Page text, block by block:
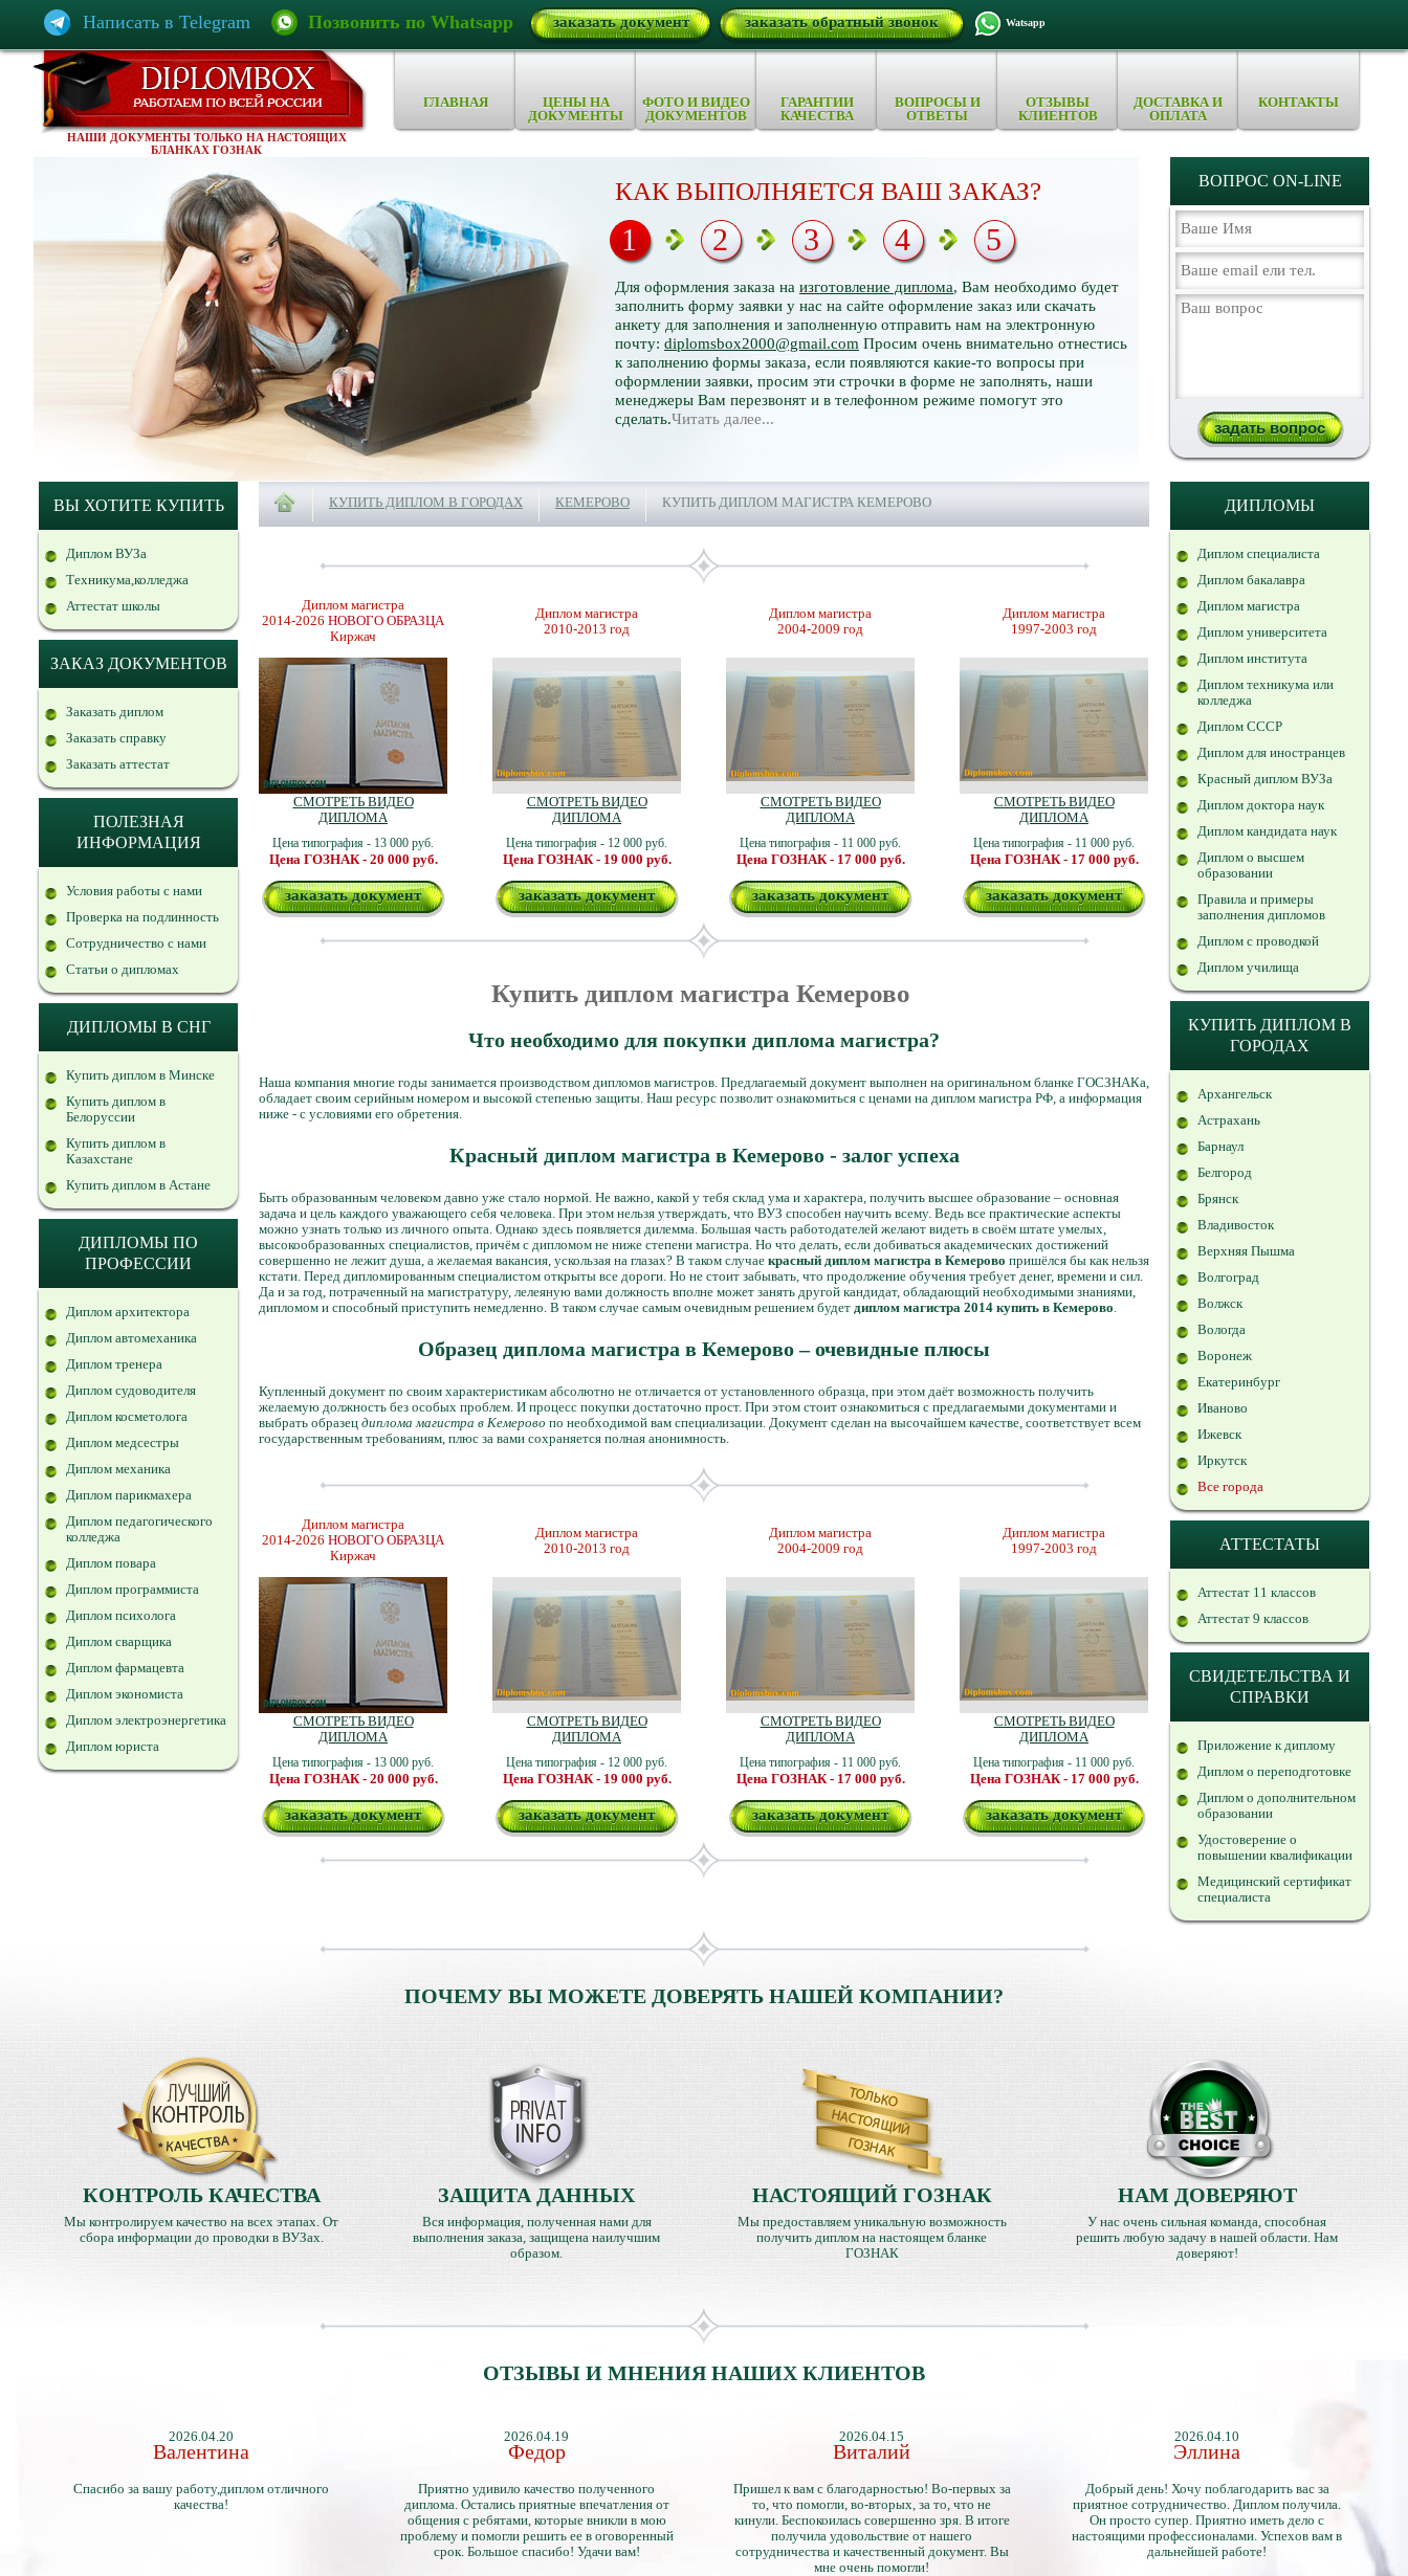
Написать в Telegram Позвонить по Whatsapp заказать документ заказать обратный звонок Watsapp
НАШИ ДОКУМЕНТЫ ТОЛЬКО НА НАСТОЯЩИХ
БЛАНКАХ ГОЗНАК
ГЛАВНАЯ
ЦЕНЫ НА
ДОКУМЕНТЫ
ФОТО И ВИДЕО
ДОКУМЕНТОВ
ГАРАНТИИ
КАЧЕСТВА
ВОПРОСЫ И
ОТВЕТЫ
ОТЗЫВЫ
КЛИЕНТОВ
ДОСТАВКА И
ОПЛАТА
КОНТАКТЫ
КАК ВЫПОЛНЯЕТСЯ ВАШ ЗАКАЗ?
Для оформления заказа на изготовление диплома, Вам необходимо будет
заполнить форму заявки у нас на сайте оформление заказ или скачать
анкету для заполнения и заполненную отправить нам на электронную
почту: diplomsbox2000@gmail.com Просим очень внимательно отнестись
к заполнению формы заказа, если появляются какие-то вопросы при
оформлении заявки, просим эти строчки в форме не заполнять, наши
менеджеры Вам перезвонят и в телефонном режиме помогут это
сделать.Читать далее...
1 2 3 4 5
ВОПРОС ON-LINE
ВЫ ХОТИТЕ КУПИТЬ
Диплом ВУЗа
Техникума,колледжа
Аттестат школы
ЗАКАЗ ДОКУМЕНТОВ
Заказать диплом
Заказать справку
Заказать аттестат
ПОЛЕЗНАЯ
ИНФОРМАЦИЯ
Условия работы с нами
Проверка на подлинность
Сотрудничество с нами
Статьи о дипломах
ДИПЛОМЫ В СНГ
Купить диплом в Минске
Купить диплом в
Белоруссии
Купить диплом в
Казахстане
Купить диплом в Астане
ДИПЛОМЫ ПО
ПРОФЕССИИ
Диплом архитектора
Диплом автомеханика
Диплом тренера
Диплом судоводителя
Диплом косметолога
Диплом медсестры
Диплом механика
Диплом парикмахера
Диплом педагогического
колледжа
Диплом повара
Диплом программиста
Диплом психолога
Диплом сварщика
Диплом фармацевта
Диплом экономиста
Диплом электроэнергетика
Диплом юриста
КУПИТЬ ДИПЛОМ В ГОРОДАХ КЕМЕРОВО КУПИТЬ ДИПЛОМ МАГИСТРА КЕМЕРОВО
Диплом магистра
2014-2026 НОВОГО ОБРАЗЦА
Киржач
СМОТРЕТЬ ВИДЕО
ДИПЛОМА
Цена типография - 13 000 руб.
Цена ГОЗНАК - 20 000 руб.
заказать документ
Диплом магистра
2010-2013 год
СМОТРЕТЬ ВИДЕО
ДИПЛОМА
Цена типография - 12 000 руб.
Цена ГОЗНАК - 19 000 руб.
заказать документ
Диплом магистра
2004-2009 год
СМОТРЕТЬ ВИДЕО
ДИПЛОМА
Цена типография - 11 000 руб.
Цена ГОЗНАК - 17 000 руб.
заказать документ
Диплом магистра
1997-2003 год
СМОТРЕТЬ ВИДЕО
ДИПЛОМА
Цена типография - 11 000 руб.
Цена ГОЗНАК - 17 000 руб.
заказать документ
Купить диплом магистра Кемерово
Что необходимо для покупки диплома магистра?
Наша компания многие годы занимается производством дипломов магистров. Предлагаемый документ выполнен на оригинальном бланке ГОСЗНАКа,
обладает своим серийным номером и высокой степенью защиты. Наш ресурс позволит ознакомиться с ценами на диплом магистра РФ, а информация
ниже - с условиями его обретения.
Красный диплом магистра в Кемерово - залог успеха
Быть образованным человеком давно уже стало нормой. Не важно, какой у тебя склад ума и характера, получить высшее образование – основная
задача и цель каждого уважающего себя человека. При этом нельзя утверждать, что ВУЗ способен научить всему. Ведь все практические аспекты
можно узнать только из личного опыта. Однако здесь появляется дилемма. Большая часть работодателей желают видеть в своём штате умелых,
высокообразованных специалистов, причём с дипломом не ниже степени магистра. Но что делать, если добиваться академических достижений
совершенно не лежит душа, а желаемая вакансия, ускользая на глазах? В таком случае красный диплом магистра в Кемерово пришёлся бы как нельзя
кстати. Перед дипломированным специалистом открыты все дороги. Но не стоит забывать, что продолжение обучения требует денег, времени и сил.
Да и за год, потраченный на магистратуру, лелеяную вами должность вполне может занять другой кандидат, обладающий необходимыми знаниями,
дипломом и способный приступить немедленно. В таком случае самым очевидным решением будет диплом магистра 2014 купить в Кемерово.
Образец диплома магистра в Кемерово – очевидные плюсы
Купленный документ по своим характеристикам абсолютно не отличается от установленного образца, при этом даёт возможность получить
желаемую должность без особых проблем. И процесс покупки достаточно прост. При этом стоит ознакомиться с предлагаемыми документами и
выбрать образец диплома магистра в Кемерово по необходимой вам специализации. Документ сделан на высочайшем качестве, соответствует всем
государственным требованиям, плюс за вами сохраняется полная анонимность.
Диплом магистра
2014-2026 НОВОГО ОБРАЗЦА
Киржач
СМОТРЕТЬ ВИДЕО
ДИПЛОМА
Цена типография - 13 000 руб.
Цена ГОЗНАК - 20 000 руб.
заказать документ
Диплом магистра
2010-2013 год
СМОТРЕТЬ ВИДЕО
ДИПЛОМА
Цена типография - 12 000 руб.
Цена ГОЗНАК - 19 000 руб.
заказать документ
Диплом магистра
2004-2009 год
СМОТРЕТЬ ВИДЕО
ДИПЛОМА
Цена типография - 11 000 руб.
Цена ГОЗНАК - 17 000 руб.
заказать документ
Диплом магистра
1997-2003 год
СМОТРЕТЬ ВИДЕО
ДИПЛОМА
Цена типография - 11 000 руб.
Цена ГОЗНАК - 17 000 руб.
заказать документ
ДИПЛОМЫ
Диплом специалиста
Диплом бакалавра
Диплом магистра
Диплом университета
Диплом института
Диплом техникума или
колледжа
Диплом СССР
Диплом для иностранцев
Красный диплом ВУЗа
Диплом доктора наук
Диплом кандидата наук
Диплом о высшем
образовании
Правила и примеры
заполнения дипломов
Диплом с проводкой
Диплом училища
КУПИТЬ ДИПЛОМ В
ГОРОДАХ
Архангельск
Астрахань
Барнаул
Белгород
Брянск
Владивосток
Верхняя Пышма
Волгоград
Волжск
Вологда
Воронеж
Екатеринбург
Иваново
Ижевск
Иркутск
Все города
АТТЕСТАТЫ
Аттестат 11 классов
Аттестат 9 классов
СВИДЕТЕЛЬСТВА И
СПРАВКИ
Приложение к диплому
Диплом о переподготовке
Диплом о дополнительном
образовании
Удостоверение о
повышении квалификации
Медицинский сертификат
специалиста
ПОЧЕМУ ВЫ МОЖЕТЕ ДОВЕРЯТЬ НАШЕЙ КОМПАНИИ?
КОНТРОЛЬ КАЧЕСТВА
Мы контролируем качество на всех этапах. От
сбора информации до проводки в ВУЗах.
ЗАЩИТА ДАННЫХ
Вся информация, полученная нами для
выполнения заказа, защищена наилучшим
образом.
НАСТОЯЩИЙ ГОЗНАК
Мы предоставляем уникальную возможность
получить диплом на настоящем бланке
ГОЗНАК
НАМ ДОВЕРЯЮТ
У нас очень сильная команда, способная
решить любую задачу в нашей области. Нам
доверяют!
ОТЗЫВЫ И МНЕНИЯ НАШИХ КЛИЕНТОВ
2026.04.20
Валентина
Спасибо за вашу работу,диплом отличного
качества!
2026.04.19
Федор
Приятно удивило качество полученного
диплома. Остались приятные впечатления от
общения с ребятами, которые вникли в мою
проблему и помогли решить ее в оговоренный
срок. Большое спасибо! Удачи вам!
2026.04.15
Виталий
Пришел к вам с благодарностью! Во-первых за
то, что помогли, во-вторых, за то, что не
кинули. Беспокоилась совершенно зря. В итоге
получила удовольствие от нашего
сотрудничества и качественный документ. Вы
мне очень помогли!
2026.04.10
Эллина
Добрый день! Хочу поблагодарить вас за
приятное сотрудничество. Диплом получила.
Он просто супер. Приятно иметь дело с
настоящими профессионалами. Успехов вам в
дальнейшей работе!